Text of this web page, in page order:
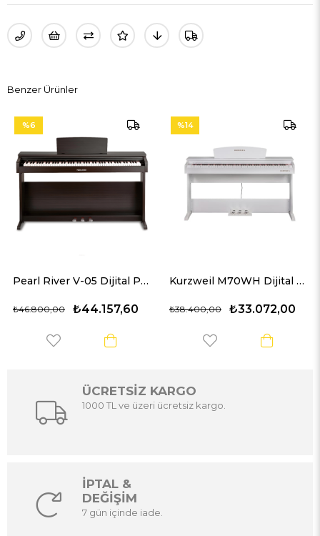
Benzer Ürünler
Pearl River V-05 Dijital Piyano (Gül Ağacı)
₺44.157,60
₺46.800,00
%6
Kurzweil M70WH Dijital Piyano (Beyaz)
₺33.072,00
₺38.400,00
%14
ÜCRETSİZ KARGO
1000 TL ve üzeri ücretsiz kargo.
İPTAL &
DEĞİŞİM
7 gün içinde iade.